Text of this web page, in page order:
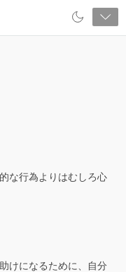
な行為よりはむしろ心
けになるために、自分